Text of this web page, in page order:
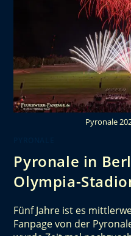
Pyronale
Pyronale in
Olympia-
Fünf Jahre ist es
Fanpage von der